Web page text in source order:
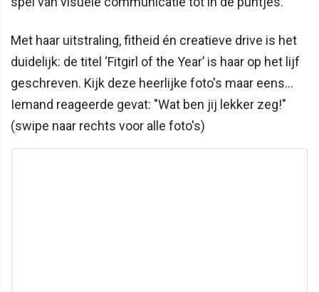
Met haar uitstraling, fitheid én creatieve drive is het
duidelijk: de titel ‘Fitgirl of the Year’ is haar op het lijf
geschreven. Kijk deze heerlijke foto's maar eens...
Iemand reageerde gevat: "Wat ben jij lekker zeg!"
(swipe naar rechts voor alle foto's)